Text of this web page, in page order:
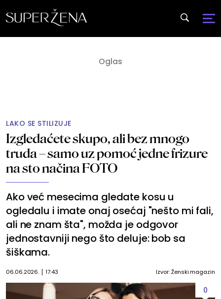
LAKO SE STILIZUJE
Izgledaćete skupo, ali bez mnogo
truda – samo uz pomoć jedne frizure
na sto načina FOTO
Ako već mesecima gledate kosu u
ogledalu i imate onaj osećaj "nešto mi fali,
ali ne znam šta", možda je odgovor
jednostavniji nego što deluje: bob sa
šiškama.
06.06.2026. 17:43 Izvor: Ženski magazin
0